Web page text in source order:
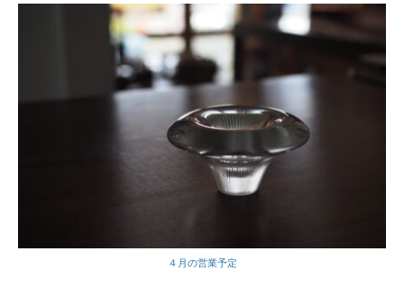
４月の営業予定